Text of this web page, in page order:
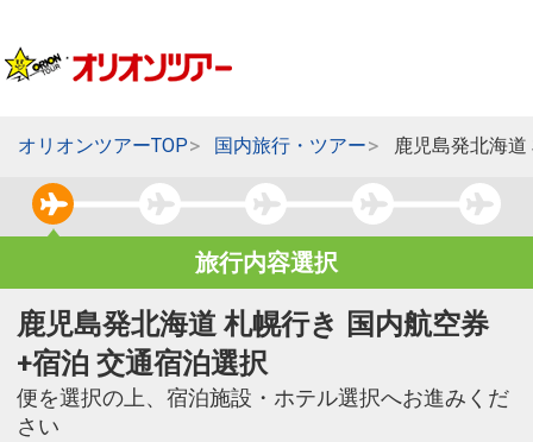
オリオンツアーTOP 国内旅行・ツアー 鹿児島発北海
旅行内容選択
鹿児島発北海道 札幌行き 国内航空券
+宿泊 交通宿泊選択
便を選択の上、宿泊施設・ホテル選択へお進みくだ
さい